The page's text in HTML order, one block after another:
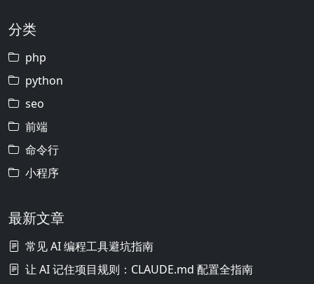
分类
php
python
seo
前端
命令行
小程序
最新文章
常见 AI 编程工具避坑指南
让 AI 记住项目规则：CLAUDE.md 配置全指南